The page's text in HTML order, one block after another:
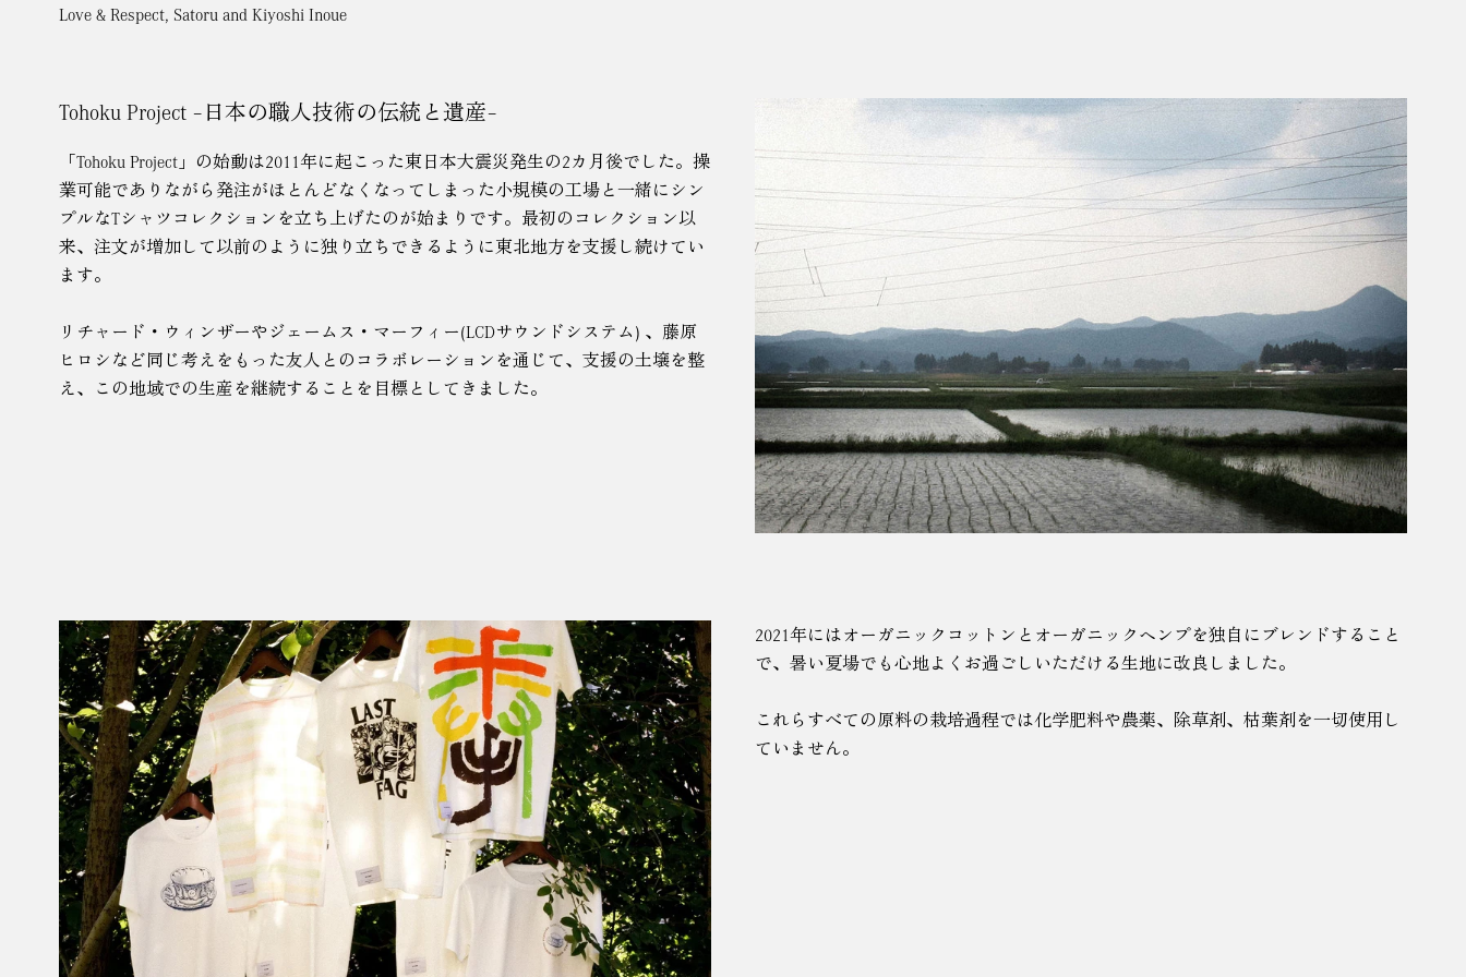
Love & Respect, Satoru and Kiyoshi Inoue
Tohoku Project –日本の職人技術の伝統と遺産–
「Tohoku Project」の始動は2011年に起こった東日本大震災発生の2カ月後でした。操
業可能でありながら発注がほとんどなくなってしまった小規模の工場と一緒にシン
プルなTシャツコレクションを立ち上げたのが始まりです。最初のコレクション以
来、注文が増加して以前のように独り立ちできるように東北地方を支援し続けてい
ます。
リチャード・ウィンザーやジェームス・マーフィー(LCDサウンドシステム) 、藤原
ヒロシなど同じ考えをもった友人とのコラボレーションを通じて、支援の土壌を整
え、この地域での生産を継続することを目標としてきました。
2021年にはオーガニックコットンとオーガニックヘンプを独自にブレンドすること
で、暑い夏場でも心地よくお過ごしいただける生地に改良しました。
これらすべての原料の栽培過程では化学肥料や農薬、除草剤、枯葉剤を一切使用し
ていません。